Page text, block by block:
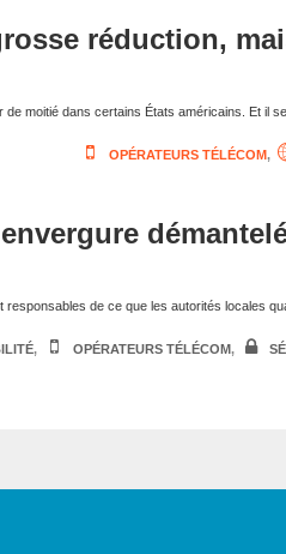
réduction,
moitié dans certains États américains. Et il
OPÉRATEURS TÉLÉCOM,
de ce que les autorités locales
, OPÉRATEURS TÉLÉCOM,